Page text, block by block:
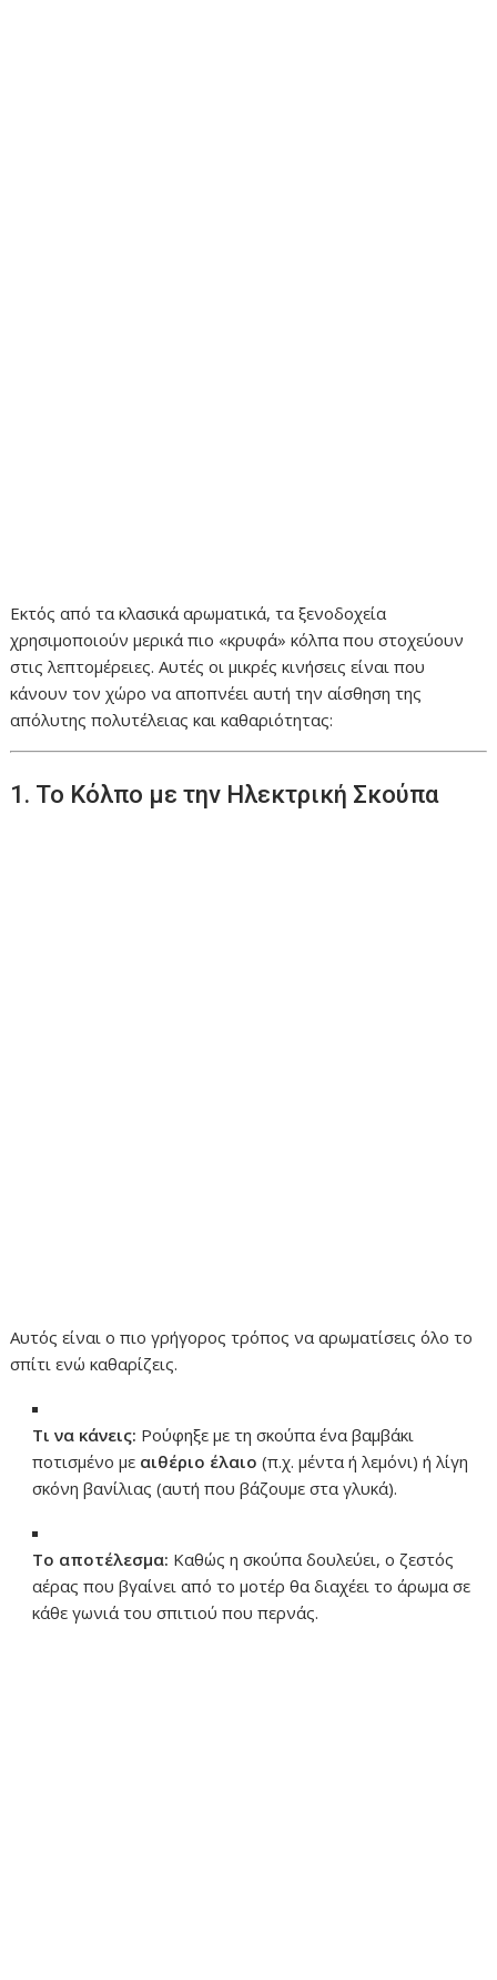
Εκτός από τα κλασικά αρωματικά, τα ξενοδοχεία
χρησιμοποιούν μερικά πιο «κρυφά» κόλπα που στοχεύουν
στις λεπτομέρειες. Αυτές οι μικρές κινήσεις είναι που
κάνουν τον χώρο να αποπνέει αυτή την αίσθηση της
απόλυτης πολυτέλειας και καθαριότητας:
1. Το Κόλπο με την Ηλεκτρική Σκούπα
Αυτός είναι ο πιο γρήγορος τρόπος να αρωματίσεις όλο το
σπίτι ενώ καθαρίζεις.
Τι να κάνεις: Ρούφηξε με τη σκούπα ένα βαμβάκι
ποτισμένο με αιθέριο έλαιο (π.χ. μέντα ή λεμόνι) ή λίγη
σκόνη βανίλιας (αυτή που βάζουμε στα γλυκά).
Το αποτέλεσμα: Καθώς η σκούπα δουλεύει, ο ζεστός
αέρας που βγαίνει από το μοτέρ θα διαχέει το άρωμα σε
κάθε γωνιά του σπιτιού που περνάς.